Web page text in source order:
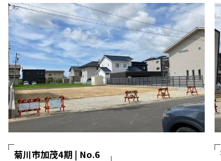
菊川市加茂4期 | No.6